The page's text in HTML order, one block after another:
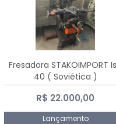
Fresadora STAKOIMPORT
40 ( Soviética )
R$ 22.000,00
Lançamento